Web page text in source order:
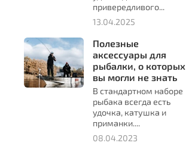
привередливого...
13.04.2025
Полезные
аксессуары для
рыбалки, о которых
вы могли не знать
В стандартном наборе
рыбака всегда есть
удочка, катушка и
приманки....
08.04.2023